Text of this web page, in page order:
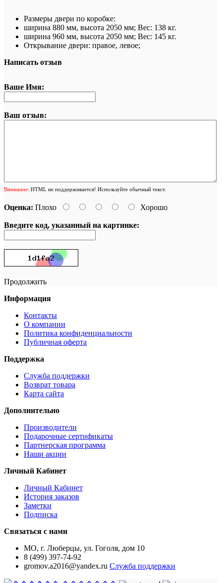
Размеры двери по коробке:
ширина 880 мм, высота 2050 мм; Вес: 138 кг.
ширина 960 мм, высота 2050 мм; Вес: 145 кг.
Открывание двери: правое, левое;
Написать отзыв
Ваше Имя:
Ваш отзыв:
Внимание: HTML не поддерживается! Используйте обычный текст.
Оценка: Плохо Хорошо
Введите код, указанный на картинке:
Продолжить
Информация
Контакты
О компании
Политика конфиденциальности
Публичная оферта
Поддержка
Служба поддержки
Возврат товара
Карта сайта
Дополнительно
Производители
Подарочные сертификаты
Партнерская программа
Наши акции
Личный Кабинет
Личный Кабинет
История заказов
Заметки
Подписка
Связаться с нами
МО, г. Люберцы, ул. Гоголя, дом 10
8 (499) 397-74-92
gromov.a2016@yandex.ru Служба поддержки